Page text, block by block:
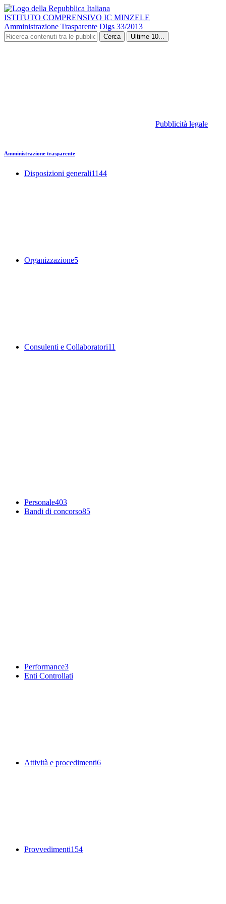
ISTITUTO COMPRENSIVO IC MINZELE
Amministrazione Trasparente Dlgs 33/2013
Cerca Ultime 10...
Pubblicità legale
Amministrazione trasparente
Disposizioni generali1144
Organizzazione5
Consulenti e Collaboratori11
Personale403
Bandi di concorso85
Performance3
Enti Controllati
Attività e procedimenti6
Provvedimenti154